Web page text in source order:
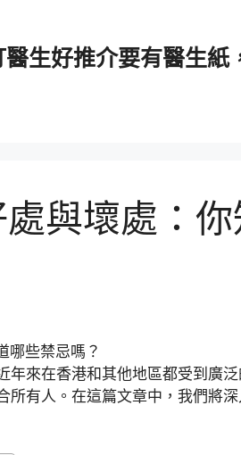
生好推介要有醫生紙
與壞處：
年來在香港和其他地區都受到廣
所有人。在這篇文章中，我們將